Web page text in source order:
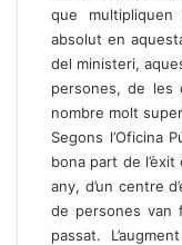
que
absolut en
del ministeri,
persones, de les
nombre molt
Segons l’Oficina
bona part de
any, d’un centre
de persones van
passat.